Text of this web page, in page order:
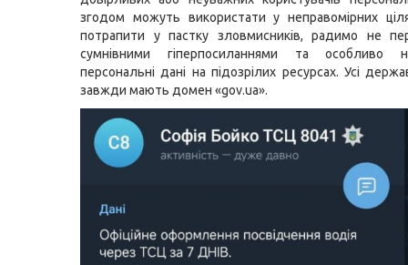
згодом можуть використати у неправомірних
потрапити у пастку зловмисників, радимо не
сумнівними гіперпосиланнями та особливо
персональні дані на підозрілих ресурсах. Усі
завжди мають домен «gov.ua».